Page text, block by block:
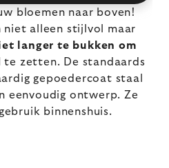
bloemen naar boven!
niet alleen stijlvol maar
langer te bukken om
te zetten. De standaards
gepoedercoat staal
eenvoudig ontwerp. Ze
binnenshuis.